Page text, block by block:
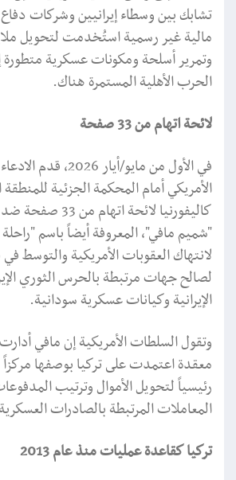
تشابك بين وسطاء إيرانيين وشركات
مالية غير رسمية استُخدمت لتحويل
وتمرير أسلحة ومكونات عسكرية متطورة
الحرب الأهلية المستمرة هناك.
لائحة اتهام من 33 صفحة
في الأول من مايو/أيار
الأمريكي أمام المحكمة الجزئية
كاليفورنيا لائحة
"شميم مافي"، المعروفة أيضاً باسم
لانتهاك العقوبات الأمريكية والتوسط
لصالح جهات مرتبطة بالحرس الثوري
الإيرانية وكيانات عسكرية سودانية.
وتقول السلطات الأمريكية إن مافي
معقدة اعتمدت على تركيا بوصفها مركزاً
رئيسياً لتحويل الأموال وترتيب
المعاملات المرتبطة بالصادرات العسكرية
تركيا كقاعدة عمليات منذ عام 2013